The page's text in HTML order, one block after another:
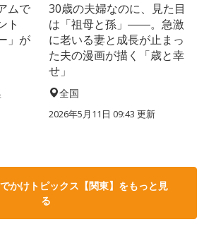
ムで
ト
」が
30歳の夫婦なのに、見た目
は「祖母と孫」――。急激
に老いる妻と成長が止まっ
た夫の漫画が描く「歳と幸
せ」
全国
2026年5月11日 09:43 更新
かけトピックス【関東】をもっと見
る